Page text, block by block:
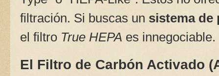
filtración. Si buscas un sistema de
el filtro True HEPA es innegociable.
El Filtro de Carbón Activado